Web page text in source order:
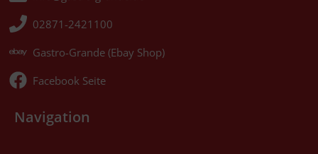
02871-2421100
Gastro-Grande (Ebay Shop)
Facebook Seite
Navigation